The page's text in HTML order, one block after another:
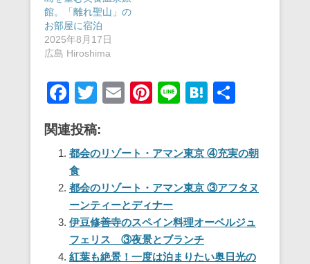
館。「離れ聖山」の
お部屋に宿泊
2025年8月17日
広島 Hiroshima
F
c
e
b
o
o
k
T
tt
er
E
Pi
e
st
Li
H
n
a
関連投稿:
都会のリゾート・アマン東京 ④充実の朝
食
都会のリゾート・アマン東京 ③アフタヌ
ーンティーとディナー
伊豆修善寺のスペイン料理オーベルジュ
フェリス ③夜景とブランチ
紅葉も絶景！一度は泊まりたい奥日光の